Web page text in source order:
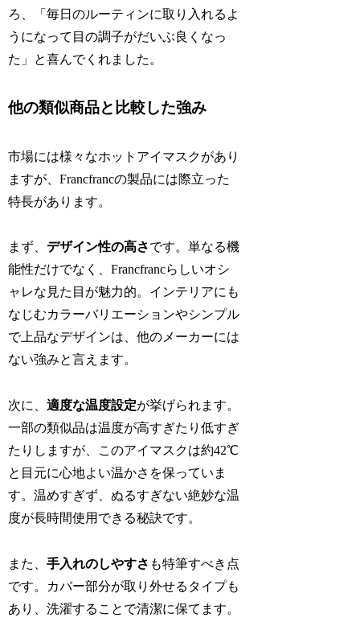
ろ、「毎日のルーティンに取り入れるよ
うになって目の調子がだいぶ良くなっ
た」と喜んでくれました。
他の類似商品と比較した強み
市場には様々なホットアイマスクがあり
ますが、Francfrancの製品には際立った
特長があります。
まず、デザイン性の高さです。単なる機
能性だけでなく、Francfrancらしいオシ
ャレな見た目が魅力的。インテリアにも
なじむカラーバリエーションやシンプル
で上品なデザインは、他のメーカーには
ない強みと言えます。
次に、適度な温度設定が挙げられます。
一部の類似品は温度が高すぎたり低すぎ
たりしますが、このアイマスクは約42℃
と目元に心地よい温かさを保っていま
す。温めすぎず、ぬるすぎない絶妙な温
度が長時間使用できる秘訣です。
また、手入れのしやすさ も特筆すべき点
です。カバー部分が取り外せるタイプも
あり、洗濯することで清潔に保てます。